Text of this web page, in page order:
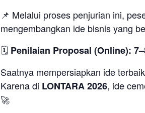
📌 Melalui proses penjurian ini,
mengembangkan ide bisnis yang
🗓 Penilaian Proposal (Online):
Saatnya mempersiapkan ide
Karena di LONTARA 2026, ide
🚀